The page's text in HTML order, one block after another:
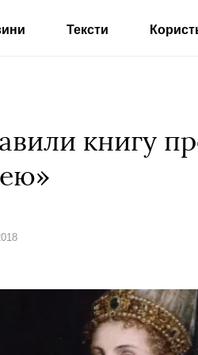
Тексти
книгу